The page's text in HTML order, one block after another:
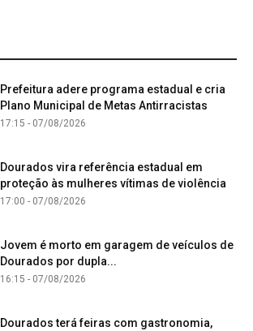
Prefeitura adere programa estadual e cria
Plano Municipal de Metas Antirracistas
17:15 - 07/08/2026
Dourados vira referência estadual em
proteção às mulheres vítimas de violência
17:00 - 07/08/2026
Jovem é morto em garagem de veículos de
Dourados por dupla...
16:15 - 07/08/2026
Dourados terá feiras com gastronomia,